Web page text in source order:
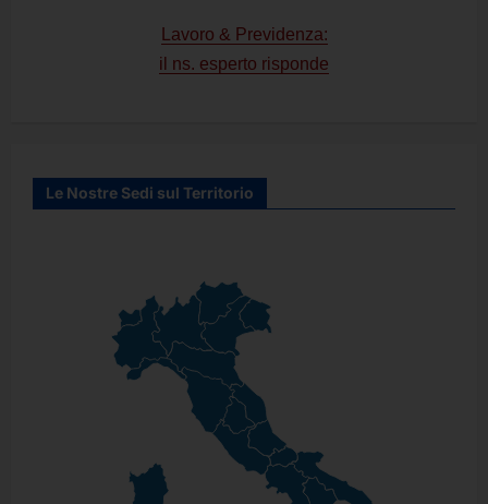
Lavoro & Previdenza:
il ns. esperto risponde
Le Nostre Sedi sul Territorio